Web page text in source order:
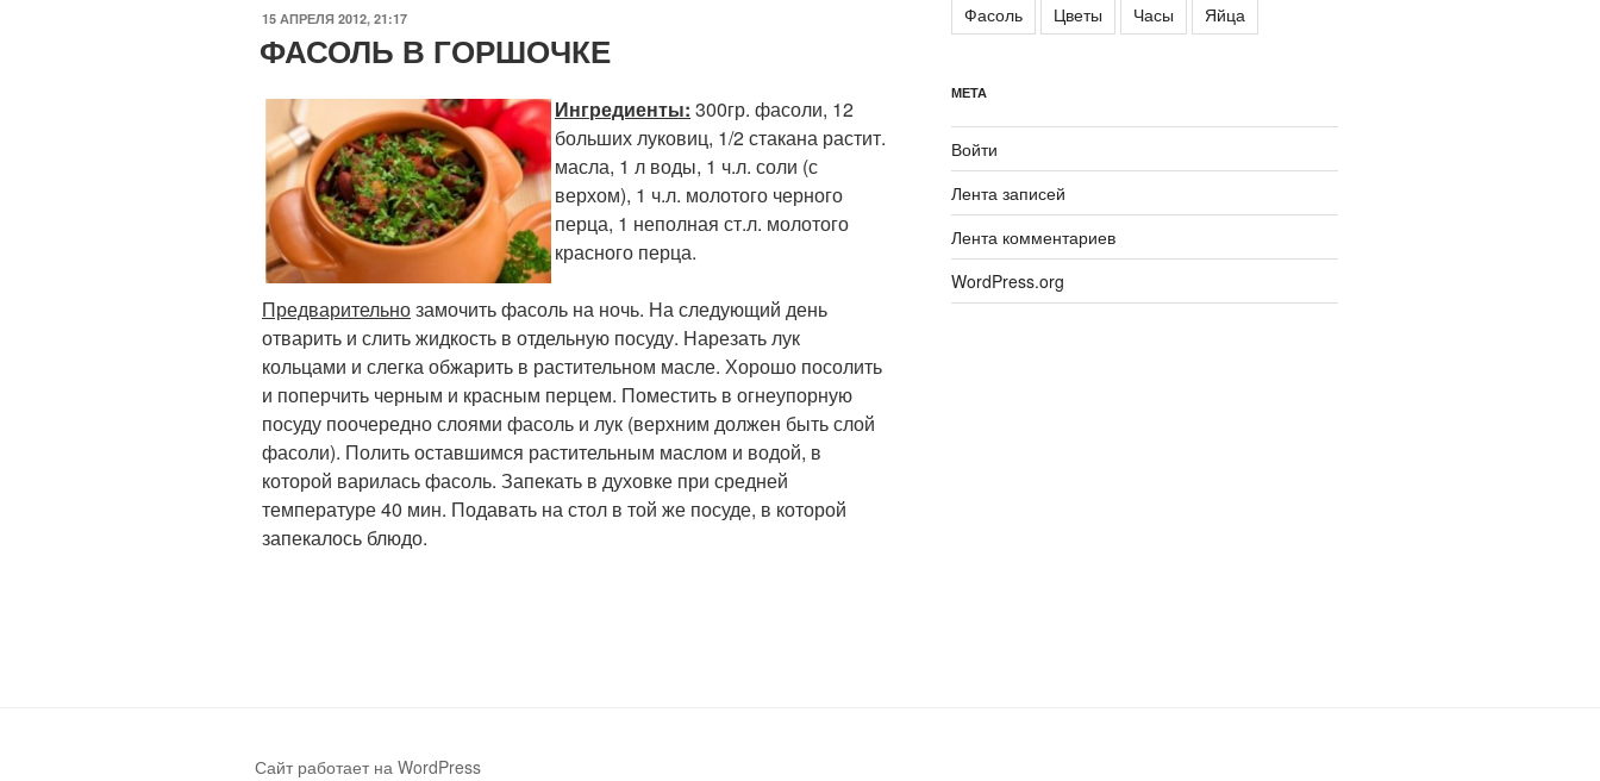
ОПУБЛИКОВАНО
15 АПРЕЛЯ 2012, 21:17
ФАСОЛЬ В ГОРШОЧКЕ
Ингредиенты: 300гр. фасоли, 12
больших луковиц, 1/2 стакана растит.
масла, 1 л воды, 1 ч.л. соли (с
верхом), 1 ч.л. молотого черного
перца, 1 неполная ст.л. молотого
красного перца.
Предварительнозамочить фасоль на ночь. На следующий день
отварить и слить жидкость в отдельную посуду. Нарезать лук
кольцами и слегка обжарить в растительном масле. Хорошо посолить
и поперчить черным и красным перцем. Поместить в огнеупорную
посуду поочередно слоями фасоль и лук (верхним должен быть слой
фасоли). Полить оставшимся растительным маслом и водой, в
которой варилась фасоль. Запекать в духовке при средней
температуре 40 мин. Подавать на стол в той же посуде, в которой
запекалось блюдо.
Фасоль
Цветы Часы Яйца
МЕТА
Войти
Лента записей
Лента комментариев
WordPress.org
Сайт работает на WordPress